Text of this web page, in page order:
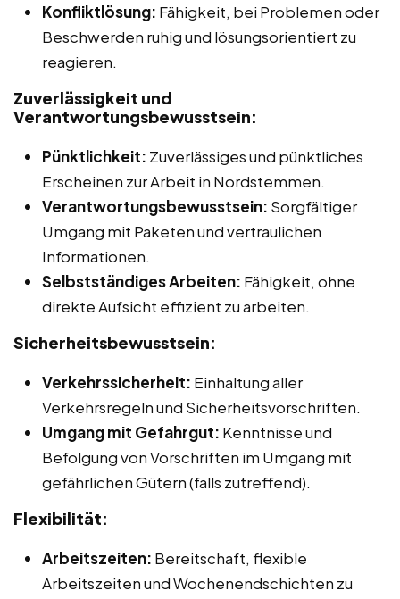
Konfliktlösung: Fähigkeit, bei Problemen oder
Beschwerden ruhig und lösungsorientiert zu
reagieren.
Zuverlässigkeit und
Verantwortungsbewusstsein:
Pünktlichkeit: Zuverlässiges und pünktliches
Erscheinen zur Arbeit in Nordstemmen.
Verantwortungsbewusstsein: Sorgfältiger
Umgang mit Paketen und vertraulichen
Informationen.
Selbstständiges Arbeiten: Fähigkeit, ohne
direkte Aufsicht effizient zu arbeiten.
Sicherheitsbewusstsein:
Verkehrssicherheit: Einhaltung aller
Verkehrsregeln und Sicherheitsvorschriften.
Umgang mit Gefahrgut: Kenntnisse und
Befolgung von Vorschriften im Umgang mit
gefährlichen Gütern (falls zutreffend).
Flexibilität:
Arbeitszeiten: Bereitschaft, flexible
Arbeitszeiten und Wochenendschichten zu